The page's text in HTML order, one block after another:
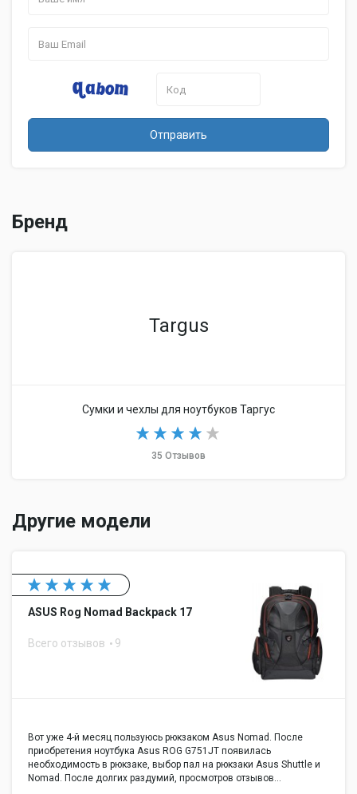
Отправить
Бренд
Targus
Сумки и чехлы для ноутбуков Таргус
35 Отзывов
Другие модели
ASUS Rog Nomad Backpack 17
Всего отзывов 9
Вот уже 4-й месяц пользуюсь рюкзаком Asus Nomad. После
приобретения ноутбука Asus ROG G751JT появилась
необходимость в рюкзаке, выбор пал на рюкзаки Asus Shuttle и
Nomad. После долгих раздумий, просмотров отзывов…